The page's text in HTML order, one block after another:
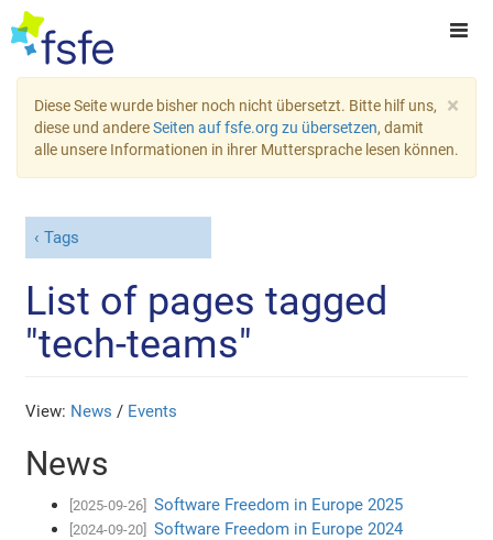
×
Diese Seite wurde bisher noch nicht übersetzt. Bitte hilf uns,
diese und andereSeiten auf fsfe.org zu übersetzen, damit
alle unsere Informationen in ihrer Muttersprache lesen können.
Tags
List of pages tagged
"tech-teams"
View: News / Events
News
[2025-09-26] Software Freedom in Europe 2025
[2024-09-20] Software Freedom in Europe 2024